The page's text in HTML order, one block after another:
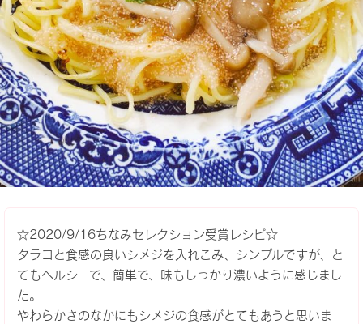
☆2020/9/16ちなみセレクション受賞レシピ☆
タラコと食感の良いシメジを入れこみ、シンプルですが、と
てもヘルシーで、簡単で、味もしっかり濃いように感じまし
た。
やわらかさのなかにもシメジの食感がとてもあうと思いま